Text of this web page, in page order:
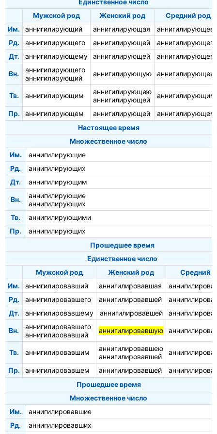
Единственное число
Мужской род
Женский род
Средний род
Им.
аннигилирующий аннигилирующая
аннигилирующее
Рд.
аннигилирующего аннигилирующей
аннигилирующего
Дт.
аннигилирующему аннигилирующей
Вн.
аннигилирующего
аннигилирующий
аннигилирующую аннигилирующее
Тв. аннигилирующим
аннигилирующею
аннигилирующей
аннигилирующим
Пр. аннигилирующем аннигилирующей
аннигилирующем
Настоящее время
Множественное число
Им.
аннигилирующие
Рд.
аннигилирующих
Дт.
аннигилирующим
Вн.
аннигилирующие
аннигилирующих
Тв.
аннигилирующими
Пр.
аннигилирующих
Прошедшее время
Единственное число
Мужской род
Женский род
Средний
Им.
аннигилировавший аннигилировавшая
Рд.
аннигилировавшего аннигилировавшей
Дт.
аннигилировавшему аннигилировавшей
Вн.
аннигилировавшего
аннигилировавший
аннигилировавшую
Тв. аннигилировавшим
аннигилировавшею
аннигилировавшей
Пр. аннигилировавшем аннигилировавшей
Прошедшее время
Множественное число
Им.
аннигилировавшие
Рд.
аннигилировавших